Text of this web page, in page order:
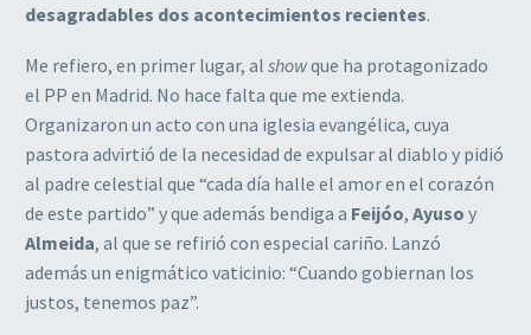
desagradables dos acontecimientos recientes.
Me refiero, en primer lugar, al showque ha protagonizado
el PP en Madrid. No hace falta que me extienda.
Organizaron un acto con una iglesia evangélica, cuya
pastora advirtió de la necesidad de expulsar al diablo y pidió
al padre celestial que “cada día halle el amor en el corazón
de este partido” y que además bendiga a Feijóo, Ayuso y
Almeida, al que se refirió con especial cariño. Lanzó
además un enigmático vaticinio: “Cuando gobiernan los
justos, tenemos paz”.